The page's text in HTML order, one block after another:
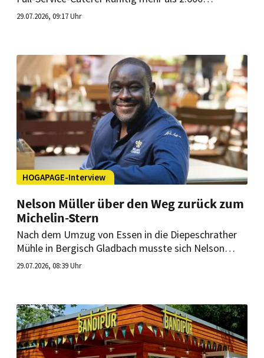
Mitarbeiter, Gäste und Schulungsteilnehmer. Zum
Automatenversorgung.
29.07.2026, 09:17 Uhr
HOGAPAGE-Interview
Nelson Müller über den Weg zurück zum
Michelin-Stern
Nach dem Umzug von Essen in die Diepeschrather
Mühle in Bergisch Gladbach musste sich Nelson
Müllers Restaurant „Schote“ in einem völlig neuen
Neustart, den zurückgewonnenen Michelin-Stern
und die Zukunft des Restaurants.
29.07.2026, 08:39 Uhr